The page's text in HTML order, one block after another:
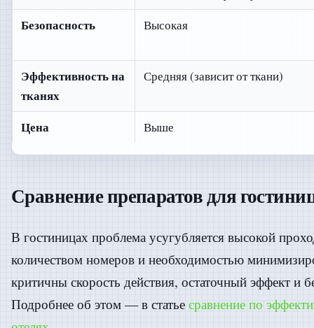
Безопасность Высокая
Эффективность на
тканях
Средняя (зависит от ткани)
Цена Выше
Сравнение препаратов для
В гостиницах проблема усугубляется высокой
количеством номеров и необходимостью
критичны скорость действия, остаточный эффект и
Подробнее об этом — в статье сравнение по